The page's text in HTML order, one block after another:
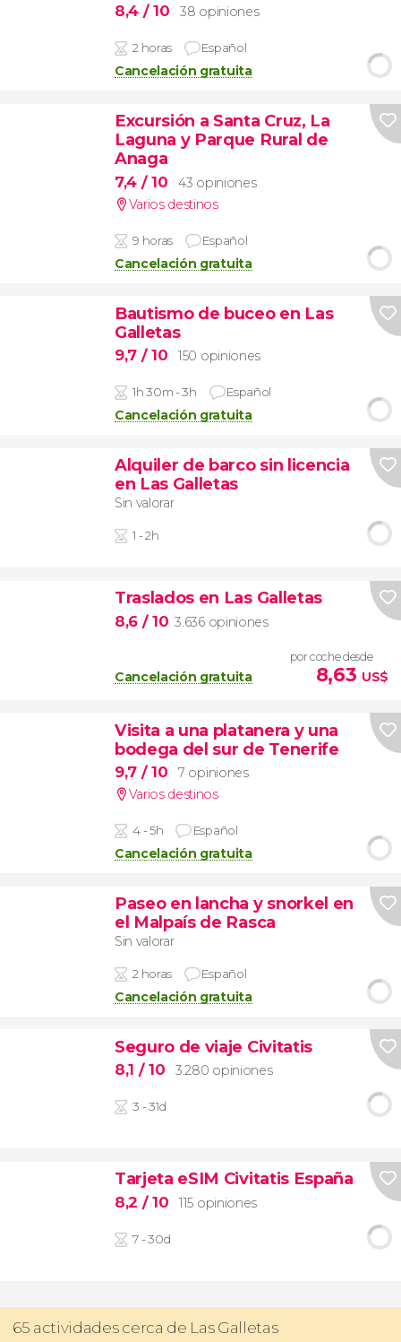
8,4 / 10 38 opiniones
2 horas Español
Cancelación gratuita
Excursión a Santa Cruz, La
Laguna y Parque Rural de
Anaga
7,4 / 10
43 opiniones
Varios destinos
9 horas Español
Cancelación gratuita
Bautismo de buceo en Las
Galletas
9,7 / 10 150 opiniones
1h 30m - 3h Español
Cancelación gratuita
Alquiler de barco sin licencia
en Las Galletas
Sin valorar
1 - 2h
Traslados en Las Galletas
8,6 / 10 3.636 opiniones
Cancelación gratuita
por coche desde
8,63 US$
Visita a una platanera y una
bodega del sur de Tenerife
9,7 / 10
7 opiniones
Varios destinos
4 - 5h Español
Cancelación gratuita
Paseo en lancha y snorkel en
el Malpaís de Rasca
Sin valorar
2 horas Español
Cancelación gratuita
Seguro de viaje Civitatis
8,1 / 10 3.280 opiniones
3 - 31d
Tarjeta eSIM Civitatis España
8,2 / 10 115 opiniones
7 - 30d
65 actividades cerca de Las Galletas